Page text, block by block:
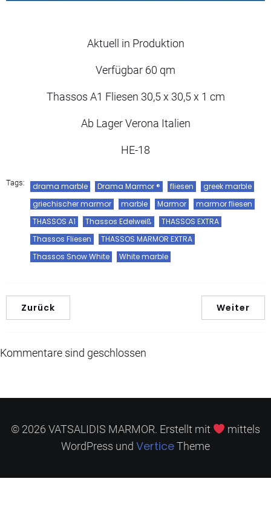
Aktuell in Produktion
Verfügbar 60 qm
Thassos A1 Fliesen 30,5 x 30,5 x 1 cm
Ab Lager Verona Italien
HE-18
Tags: drama marble Drama Marmor ® fliesen
greek marble
griechischer marmor
marble Marmor
marmor fliesen
THASSOS A1
Thassos Edelweiß
THASSOS EXTRA
Thassos Fliesen
THASSOS MARMOR EXTRA
Thassos Snow White
White marble
Zurück Weiter
Kommentare sind geschlossen
© 2026 VATSALIDIS MARMOR. Erstellt mit
mittels
WordPress und VerticeTheme